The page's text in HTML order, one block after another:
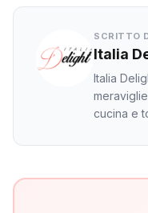
SCRITTO
Italia
Italia
cucina e